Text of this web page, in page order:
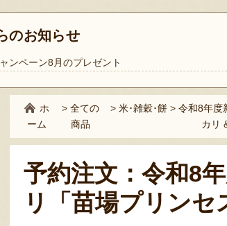
のお知らせ
ンペーン8月のプレゼント
ホ
ーム
> 全ての
商品
> 米･雑穀･餅 > 令和8年度
カリ
予約注文：令和8
リ「苗場プリンセ